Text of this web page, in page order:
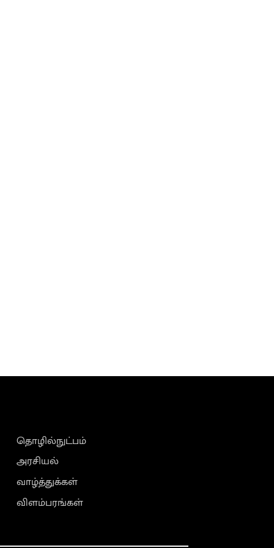
தொழில்நுட்பம்
அரசியல்
வாழ்த்துக்கள்
விளம்பரங்கள்